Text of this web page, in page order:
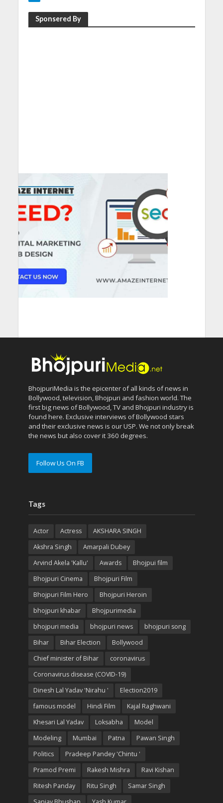
Sponsered By
BhojpuriMedia is the epicenter of all kinds of news in
Bollywood, television, Bhojpuri and fashion world. The
first big news of Bollywood, TV and Bhojpuri industry is
found here. Exclusive interviews of Bollywood stars
and their exclusive news is our USP. We not only break
the news but also cover it 360 degrees.
Follow Us On FB
Tags
Actor Actress
AKSHARA SINGH
Akshra Singh
Amarpali Dubey
Arvind Akela 'Kallu'
Awards
Bhojpui film
Bhojpuri Cinema
Bhojpuri Film
Bhojpuri Film Hero
Bhojpuri Heroin
bhojpuri khabar
Bhojpurimedia
bhojpuri media
bhojpuri news
bhojpuri song
Bihar
Bihar Election
Bollywood
Chief minister of Bihar
coronavirus
Coronavirus disease (COVID-19)
Dinesh Lal Yadav 'Nirahu '
Election2019
famous model
Hindi Film
Kajal Raghwani
Khesari Lal Yadav
Loksabha
Model
Modeling
Mumbai Patna
Pawan Singh
Politics
Pradeep Pandey 'Chintu '
Pramod Premi
Rakesh Mishra
Ravi Kishan
Ritesh Panday
Ritu Singh
Samar Singh